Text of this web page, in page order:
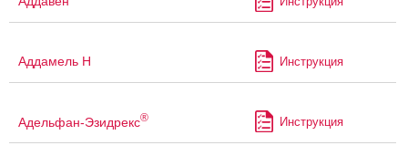
Аддамель Н Инструкция
Адельфан-Эзидрекс® Инструкция